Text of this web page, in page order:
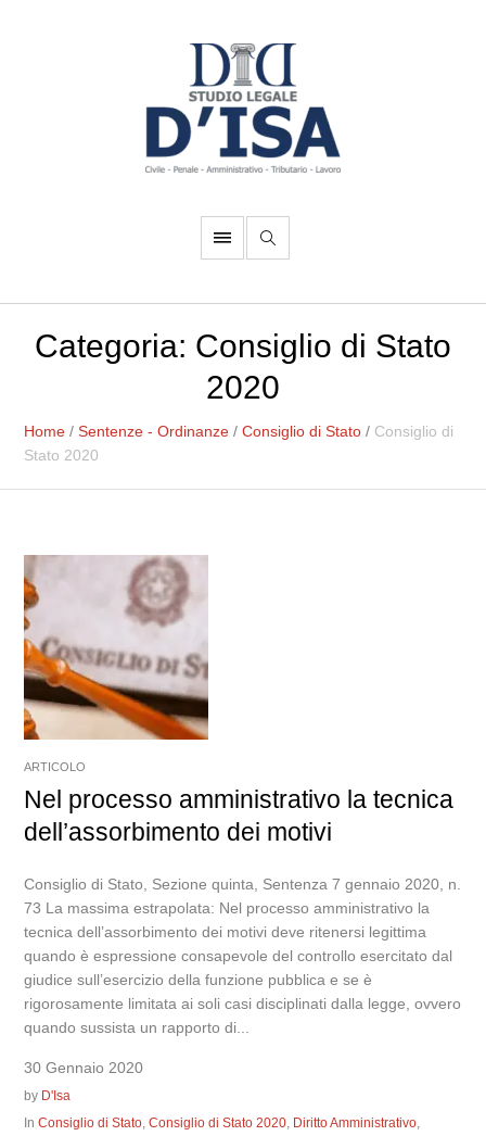
Categoria: Consiglio di Stato
2020
Home /Sentenze - Ordinanze /Consiglio di Stato / Consiglio di
Stato 2020
ARTICOLO
Nel processo amministrativo la tecnica
dell’assorbimento dei motivi
Consiglio di Stato, Sezione quinta, Sentenza 7 gennaio 2020, n.
73 La massima estrapolata: Nel processo amministrativo la
tecnica dell’assorbimento dei motivi deve ritenersi legittima
quando è espressione consapevole del controllo esercitato dal
giudice sull’esercizio della funzione pubblica e se è
rigorosamente limitata ai soli casi disciplinati dalla legge, ovvero
quando sussista un rapporto di...
30 Gennaio 2020
by D'Isa
InConsiglio di Stato,Consiglio di Stato 2020, Diritto Amministrativo,